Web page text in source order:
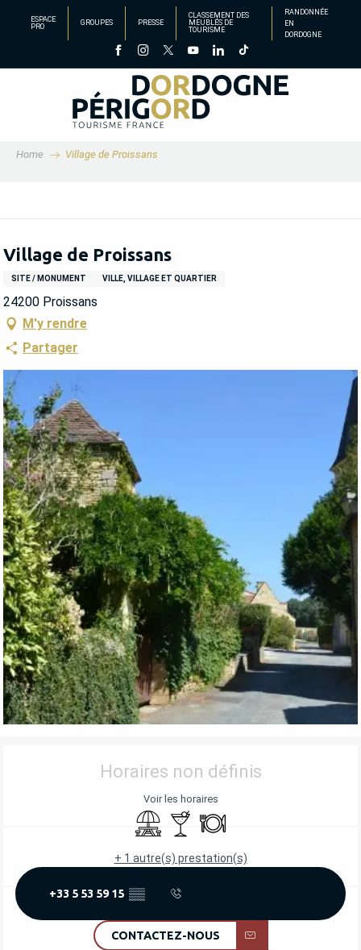
principal
ESPACE
PRO
GROUPES PRESSE
CLASSEMENT DES
MEUBLÉS DE
TOURISME
RANDONNÉE
EN
DORDOGNE
Home Village de Proissans
Village de Proissans
SITE / MONUMENT VILLE, VILLAGE ET QUARTIER
24200 Proissans
M'y rendre
Partager
OUVERTURE ET COORDONNÉES
Horaires non définis
Voir les horaires
Aire de pique nique
Bar / Buvette
Restaurant
+ 1 autre(s) prestation(s)
+33 5 53 59 15 ▒▒
CONTACTEZ-NOUS